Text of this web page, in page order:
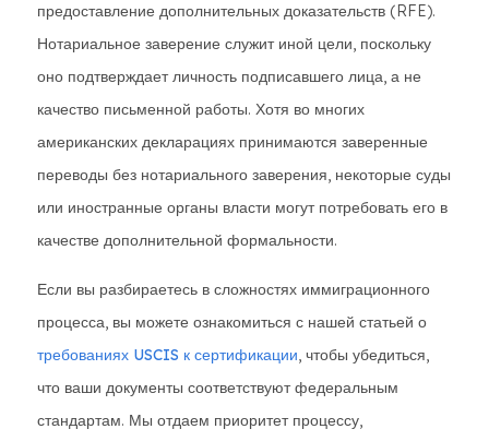
предоставление дополнительных доказательств (RFE).
Нотариальное заверение служит иной цели, поскольку
оно подтверждает личность подписавшего лица, а не
качество письменной работы. Хотя во многих
американских декларациях принимаются заверенные
переводы без нотариального заверения, некоторые суды
или иностранные органы власти могут потребовать его в
качестве дополнительной формальности.
Если вы разбираетесь в сложностях иммиграционного
процесса, вы можете ознакомиться с нашей статьей о
требованиях USCIS к сертификации, чтобы убедиться,
что ваши документы соответствуют федеральным
стандартам. Мы отдаем приоритет процессу,